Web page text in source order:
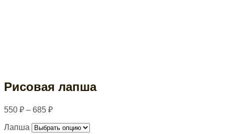
Рисовая лапша
550 ₽ – 685 ₽
Лапша